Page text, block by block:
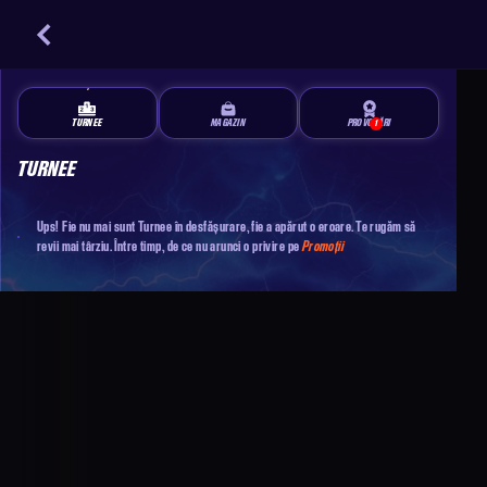
TURNEE MAGAZIN 1
PROVOCĂRI
TURNEE
Ups! Fie nu mai sunt Turnee în desfășurare, fie a apărut o eroare. Te rugăm să
revii mai târziu. Între timp, de ce nu arunci o privire pePromoții